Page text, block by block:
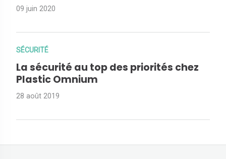
09 juin 2020
SÉCURITÉ
La sécurité au top des priorités chez
Plastic Omnium
28 août 2019